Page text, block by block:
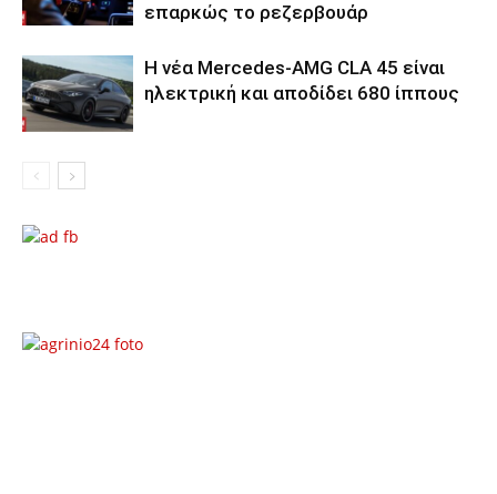
επαρκώς το ρεζερβουάρ
Η νέα Mercedes-AMG CLA 45 είναι
ηλεκτρική και αποδίδει 680 ίππους